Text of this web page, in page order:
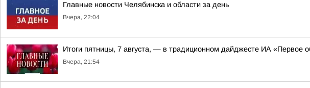
Главные новости Челябинска и области за день
Вчера, 22:04
Итоги пятницы, 7 августа, — в традиционном дайджесте ИА «Первое
Вчера, 21:54